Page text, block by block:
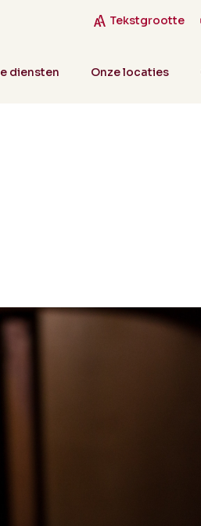
Tekstgrootte
diensten Onze locaties